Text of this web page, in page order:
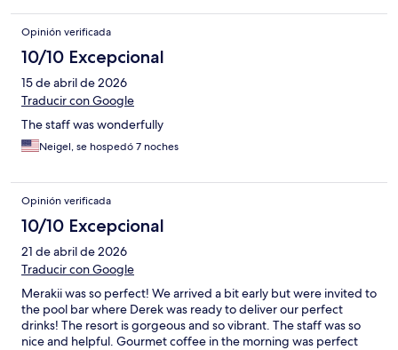
Opinión verificada
10/10 Excepcional
15 de abril de 2026
Traducir con Google
The staff was wonderfully
Neigel, se hospedó 7 noches
Opinión verificada
10/10 Excepcional
21 de abril de 2026
Traducir con Google
Merakii was so perfect! We arrived a bit early but were invited to
the pool bar where Derek was ready to deliver our perfect
drinks! The resort is gorgeous and so vibrant. The staff was so
nice and helpful. Gourmet coffee in the morning was perfect